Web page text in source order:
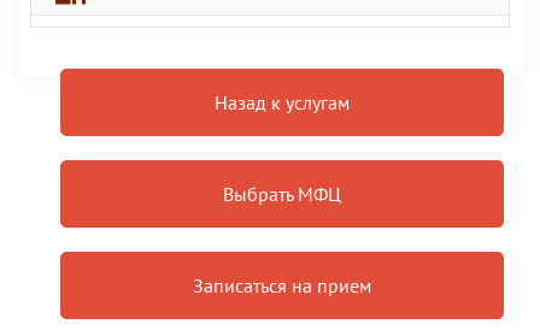
Назад к услугам
Выбрать МФЦ
Записаться на прием